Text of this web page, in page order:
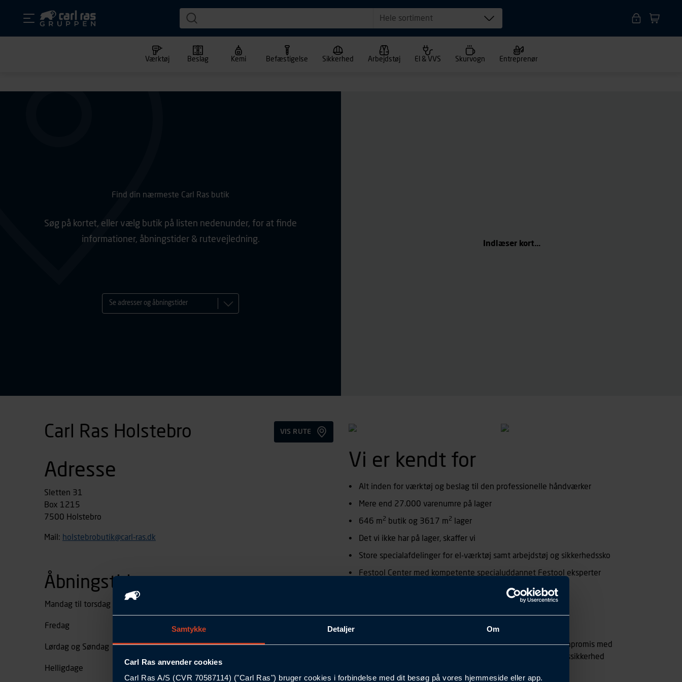
Samtykke Detaljer Om
Carl Ras anvender cookies
Carl Ras A/S (CVR 70587114) ("Carl Ras") bruger cookies i forbindelse med dit besøg på vores hjemmeside eller app.
Hele sortiment
Værktøj Beslag Kemi Befæstigelse Sikkerhed Arbejdstøj El & VVS Skurvogn Entreprenør
Find din nærmeste Carl Ras butik
Søg på kortet, eller vælg butik på listen nedenunder, for at finde
informationer, åbningstider & rutevejledning.
Se adresser og åbningstider
Indlæser kort...
Carl Ras Holstebro VIS RUTE
Adresse
Sletten 31
Box 1215
7500 Holstebro
Mail: holstebrobutik@carl-ras.dk
Åbningstider
Mandag til torsdag
Fredag 06:30 - 14:00
Lørdag og Søndag Lukket
Helligdage
Vi er kendt for
Alt inden for værktøj og beslag til den professionelle håndværker
Mere end 27.000 varenumre på lager
646 m2 butik og 3617 m2 lager
Det vi ikke har på lager, skaffer vi
Store specialafdelinger for el-værktøj samt arbejdstøj og sikkerhedssko
Festool Center med kompetente specialuddannet Festool eksperter
Vi er din professionelle samarbejdspartner, der ikke går på kompromis med
kvaliteten. Vi er altid konkurrencedygtige og har stor leveringssikkerhed